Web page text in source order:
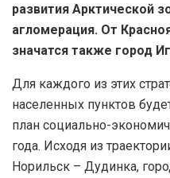
развития Арктической
агломерация. От
значатся также город
Для каждого из этих
населенных пунктов
план социально-
года. Исходя из
Норильск – Дудинка,